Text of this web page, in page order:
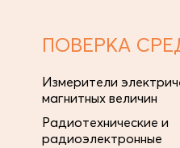
ПОВЕРКА
Измерители
магнитных величин
Радиотехнические и
радиоэлектронные